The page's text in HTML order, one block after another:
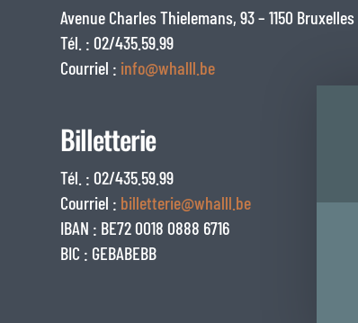
Avenue Charles Thielemans, 93 – 1150 Bruxelles
Tél. : 02/435.59.99
Courriel : info@whalll.be
Billetterie
Tél. : 02/435.59.99
Courriel : billetterie@whalll.be
IBAN : BE72 0018 0888 6716
BIC : GEBABEBB